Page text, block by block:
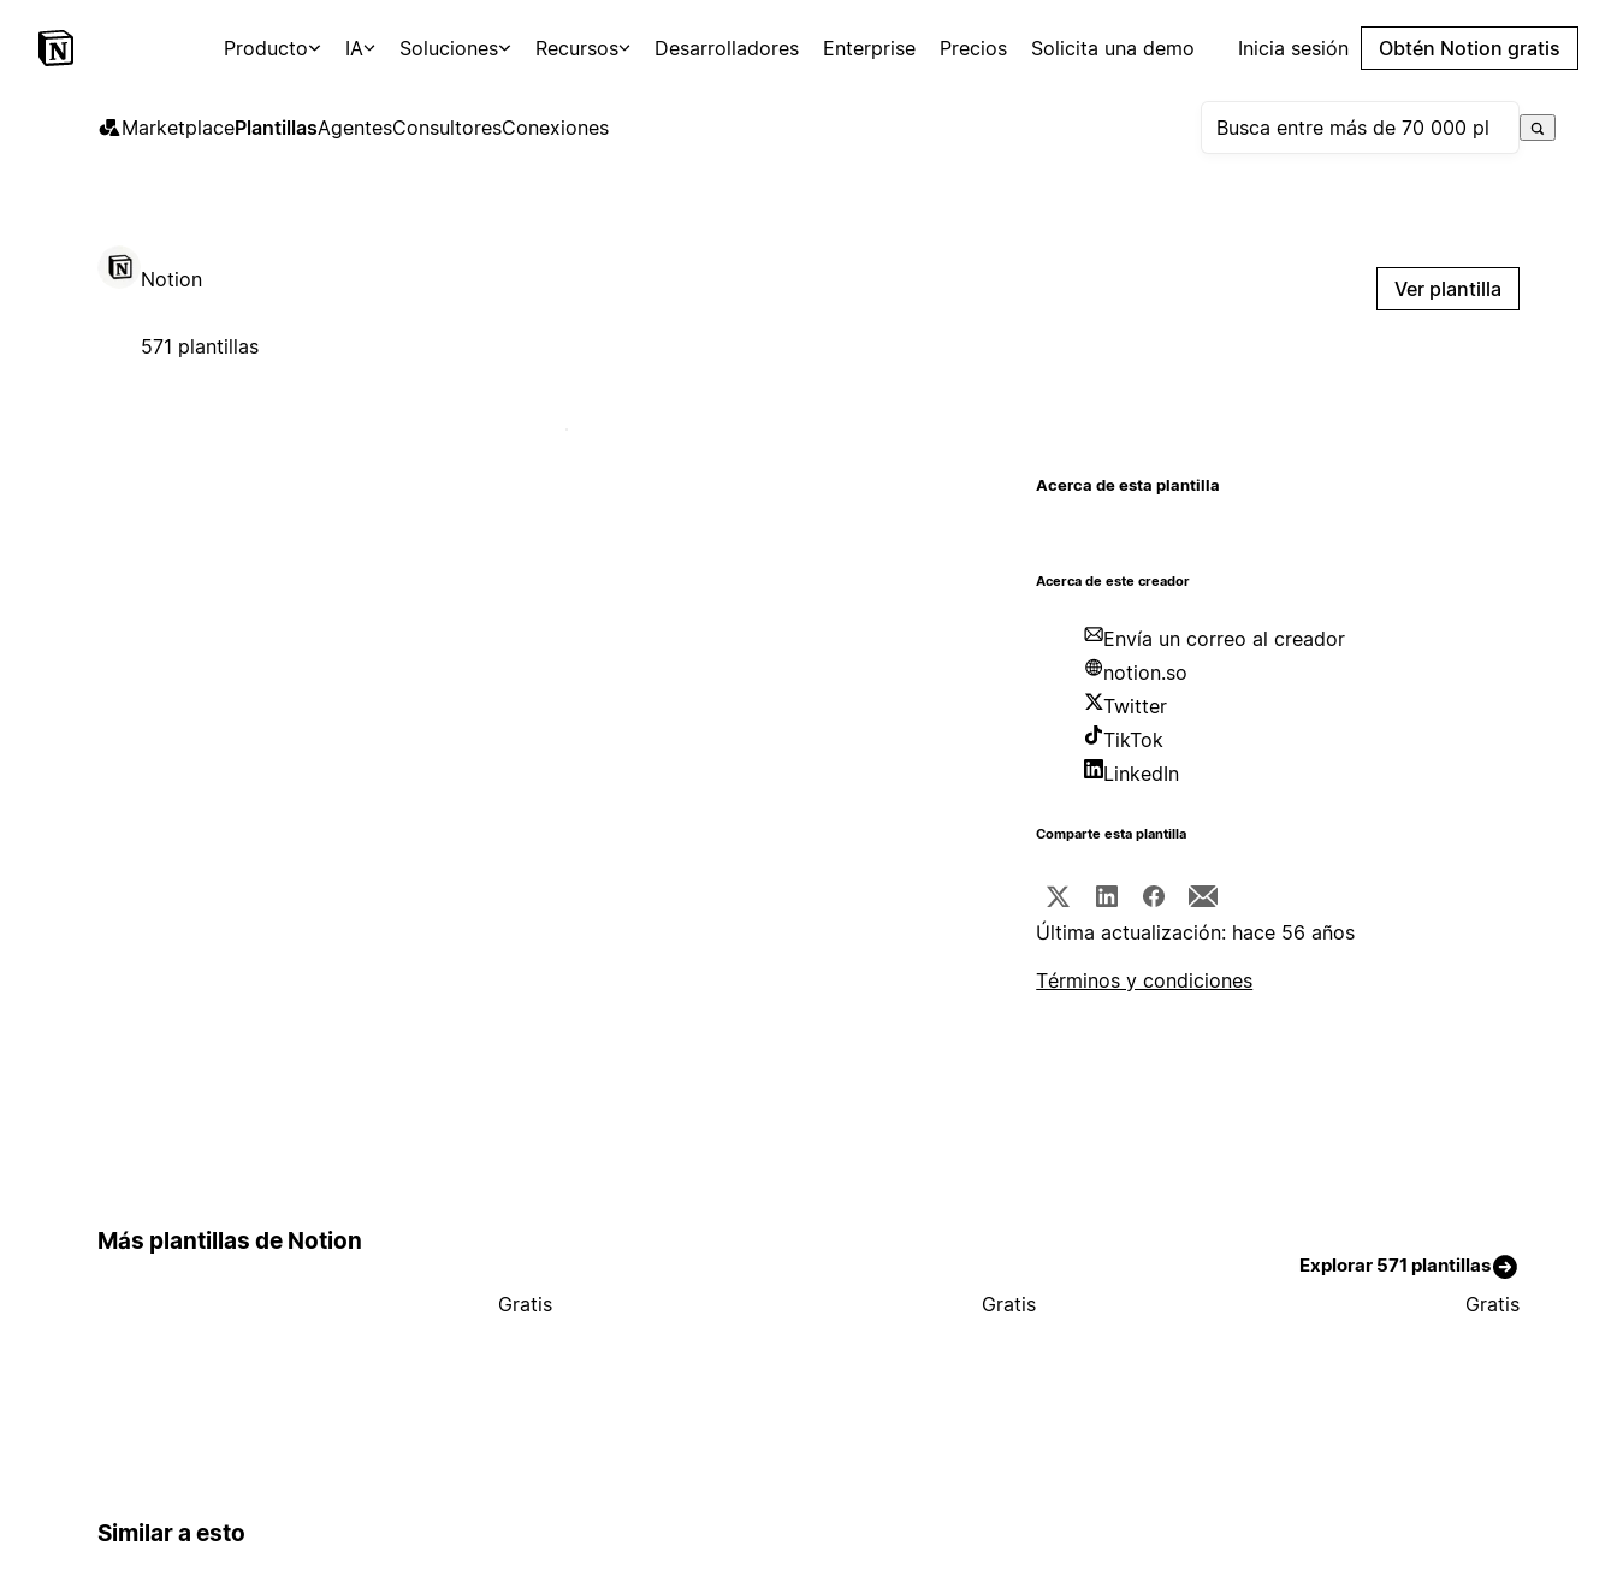
Producto IA Soluciones Recursos Desarrolladores Enterprise Precios Solicita una demo Inicia sesión Obtén Notion gratis
MarketplacePlantillasAgentesConsultoresConexiones
Notion
571 plantillas
Ver plantilla
Acerca de esta plantilla
Acerca de este creador
Envía un correo al creador
notion.so
Twitter
TikTok
LinkedIn
Comparte esta plantilla
Última actualización: hace 56 años
Términos y condiciones
Más plantillas de Notion
Explorar 571 plantillas
Gratis Gratis Gratis
Similar a esto